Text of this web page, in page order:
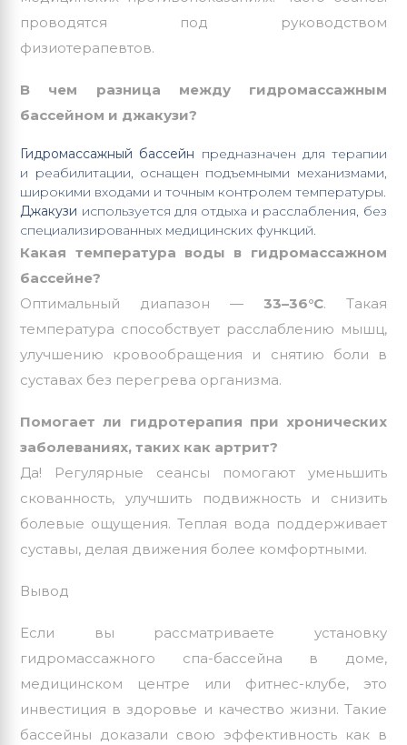
проводятся под руководством
физиотерапевтов.
В чем разница между гидромассажным
бассейном и джакузи?
Гидромассажный бассейн предназначен для терапии
и реабилитации, оснащен подъемными механизмами,
широкими входами и точным контролем температуры.
Джакузи используется для отдыха и расслабления, без
специализированных медицинских функций.
Какая температура воды в гидромассажном
бассейне?
Оптимальный диапазон — 33–36°C. Такая
температура способствует расслаблению мышц,
улучшению кровообращения и снятию боли в
суставах без перегрева организма.
Помогает ли гидротерапия при хронических
заболеваниях, таких как артрит?
Да! Регулярные сеансы помогают уменьшить
скованность, улучшить подвижность и снизить
болевые ощущения. Теплая вода поддерживает
суставы, делая движения более комфортными.
Вывод
Если вы рассматриваете установку
гидромассажного спа-бассейна в доме,
медицинском центре или фитнес-клубе, это
инвестиция в здоровье и качество жизни. Такие
бассейны доказали свою эффективность как в